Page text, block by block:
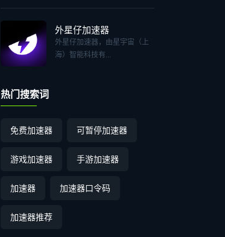
外星仔加速器
外星仔加速器，由星宇宙（上
海）智能科技有...
热门搜索词
免费加速器 可暂停加速器
游戏加速器 手游加速器
加速器 加速器口令码
加速器推荐